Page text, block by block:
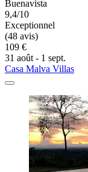
Buenavista
9,4/10
Exceptionnel
(48 avis)
109 €
31 août - 1 sept.
Casa Malva Villas